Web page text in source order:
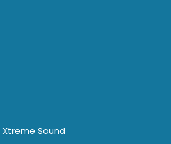
Xtreme Sound